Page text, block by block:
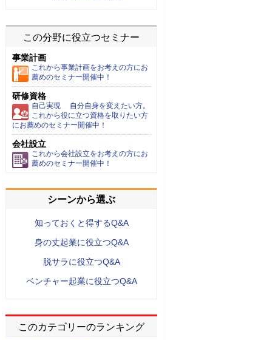
この分野に役立つセミナー
事業計画
これから事業計画をお考えの方にお
薦めのセミナー開催中！
研修資格
自己実現 自分自身を変えたい方。
これから役に立つ資格を取りたい方
にお薦めのセミナー開催中！
会社設立
これから会社設立をお考えの方にお
薦めのセミナー開催中！
シーンから選ぶ
知っておくと得するQ&A
身の丈起業に役立つQ&A
脱サラに役立つQ&A
ベンチャー起業に役立つQ&A
このカテゴリーのランキング